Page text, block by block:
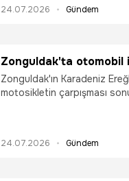
24.07.2026 Gündem
Zonguldak'ta otomobil
Zonguldak'ın Karadeniz
motosikletin çarpışması
24.07.2026 Gündem